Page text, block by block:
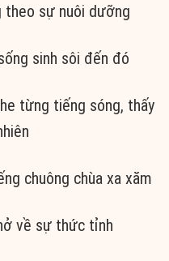
theo sự nuôi dưỡng
sinh sôi đến đó
từng tiếng sóng, thấy
chuông chùa xa xăm
về sự thức tỉnh